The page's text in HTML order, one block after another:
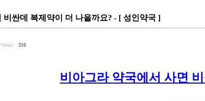
비싼데 복제약이 더 나을까요? - [ 성인약국 ]
Views: 316
비아그라 약국에서 사면